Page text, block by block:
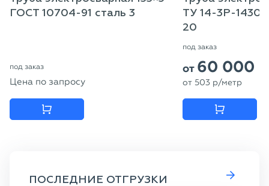
ГОСТ 10704-91 сталь 3
под заказ
Цена по запросу
ТУ 14-3Р-1430-
20
под заказ
от 60 000
от 503 p/метр
ПОСЛЕДНИЕ ОТГРУЗКИ